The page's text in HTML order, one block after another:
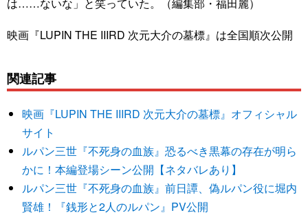
映画『LUPIN THE IIIRD 次元大介の墓標』は全国順次公開
関連記事
映画『LUPIN THE IIIRD 次元大介の墓標』オフィシャル
サイト
ルパン三世『不死身の血族』恐るべき黒幕の存在が明ら
かに！本編登場シーン公開【ネタバレあり】
ルパン三世『不死身の血族』前日譚、偽ルパン役に堀内
賢雄！『銭形と2人のルパン』PV公開